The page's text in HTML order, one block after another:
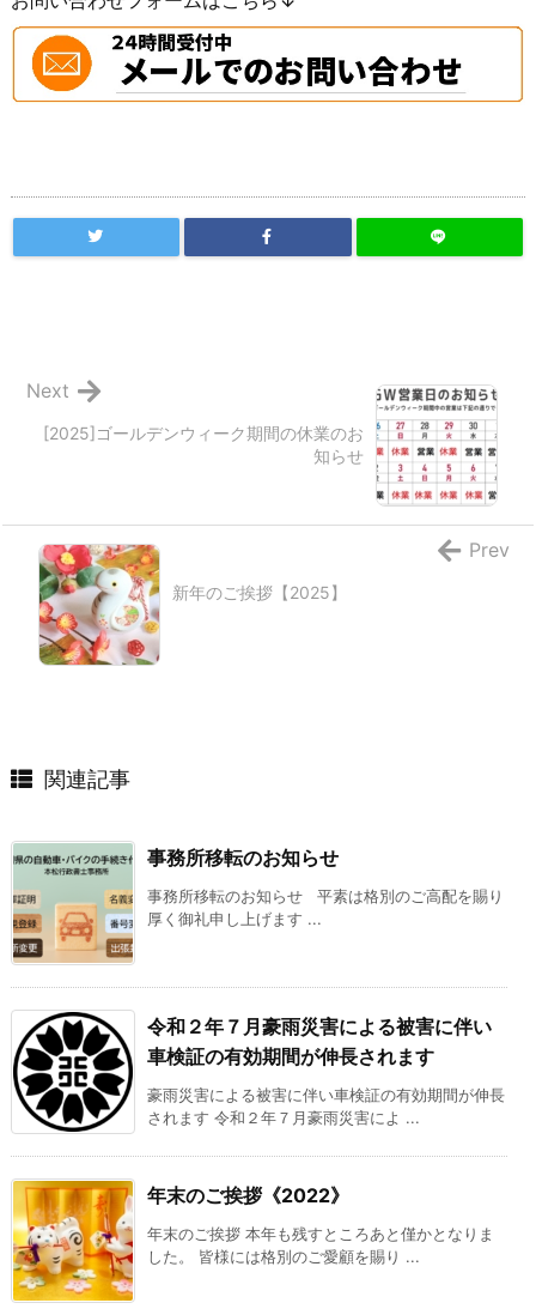
[2025]ゴールデンウィーク期間の休業のお
知らせ
Next
新年のご挨拶【2025】
Prev
関連記事
事務所移転のお知らせ
事務所移転のお知らせ 平素は格別のご高配を賜り
厚く御礼申し上げます ...
令和２年７月豪雨災害による被害に伴い
車検証の有効期間が伸長されます
豪雨災害による被害に伴い車検証の有効期間が伸長
されます 令和２年７月豪雨災害によ ...
年末のご挨拶《2022》
年末のご挨拶 本年も残すところあと僅かとなりま
した。 皆様には格別のご愛顧を賜り ...